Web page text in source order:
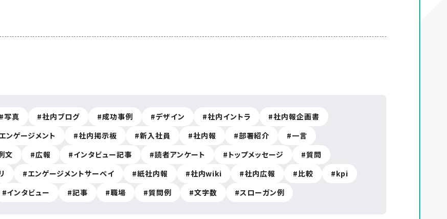
写真 社内ブログ 成功事例 デザイン 社内イントラ
社内報企画書
エンゲージメント 社内掲示板 新入社員 社内報 部署紹介
一言
文 広報 インタビュー記事 読者アンケート トップメッセージ
質問
エンゲージメントサーベイ 紙社内報 社内wiki 社内広報 比較
kpi
インタビュー 記事 職場 質問例 文字数 スローガン例